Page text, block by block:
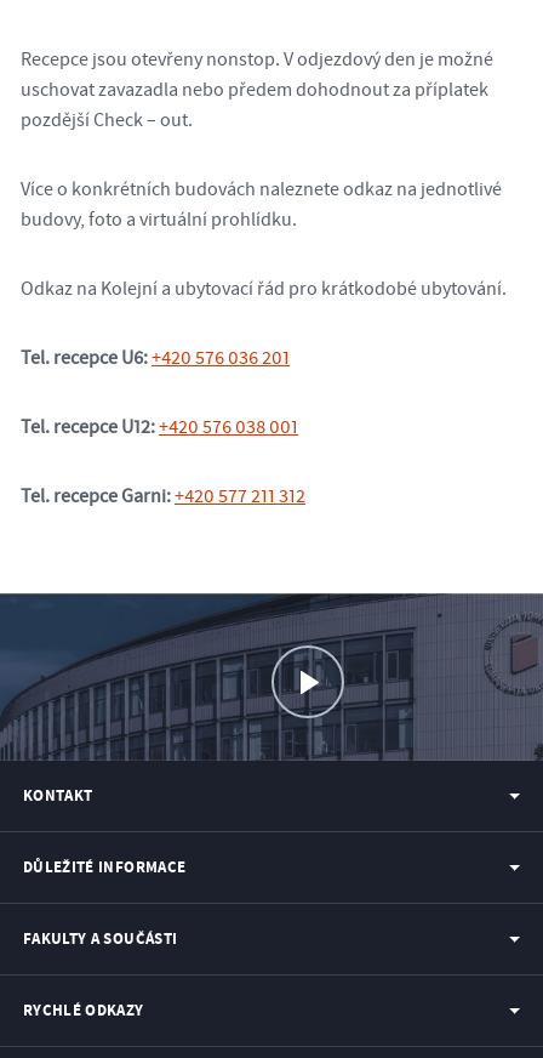
Recepce jsou otevřeny nonstop. V odjezdový den je možné
uschovat zavazadla nebo předem dohodnout za příplatek
pozdější Check – out.
Více o konkrétních budovách naleznete odkaz na jednotlivé
budovy, foto a virtuální prohlídku.
Odkaz na Kolejní a ubytovací řád pro krátkodobé ubytování.
Tel. recepce U6:+420 576 036 201
Tel. recepce U12:+420 576 038 001
Tel. recepce Garni:+420 577 211 312
KONTAKT
DŮLEŽITÉ INFORMACE
FAKULTY A SOUČÁSTI
RYCHLÉ ODKAZY